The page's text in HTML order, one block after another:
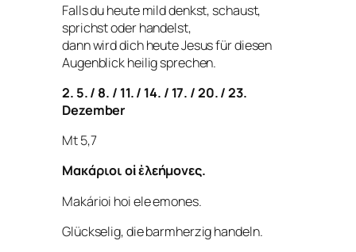
Falls du heute mild denkst, schaust,
sprichst oder handelst,
dann wird dich heute Jesus für diesen
Augenblick heilig sprechen.
2. 5. / 8. / 11. / 14. / 17. / 20. / 23.
Dezember
Mt 5,7
Μακάριοι οἱ ἐλεήμονες.
Makárioi hoi ele emones.
Glückselig, die barmherzig handeln.